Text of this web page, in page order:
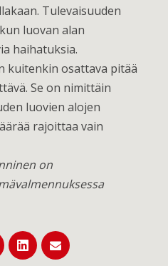
Tulevaisuuden
luovan alan
haihatuksia.
kuitenkin osattava pitää
Se on nimittäin
luovien alojen
rajoittaa vain
on